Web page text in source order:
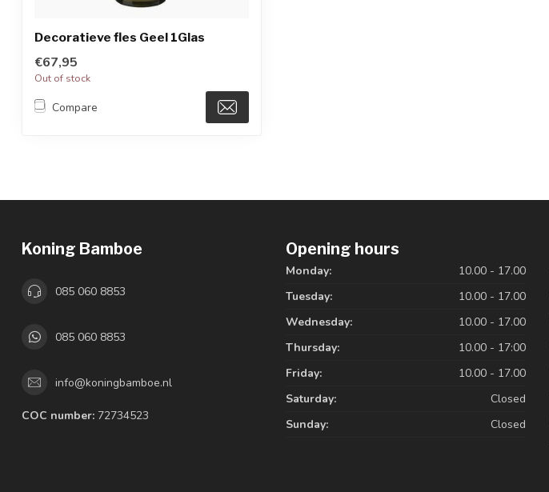
Decoratieve fles Geel 1Glas
€67,95
Out of stock
Compare
Koning Bamboe
085 060 8853
085 060 8853
info@koningbamboe.nl
COC number: 72734523
Opening hours
Monday:
10.00 - 17.00
Tuesday:
10.00 - 17.00
Wednesday:
10.00 - 17.00
Thursday:
10.00 - 17:00
Friday:
10.00 - 17.00
Saturday:
Closed
Sunday:
Closed